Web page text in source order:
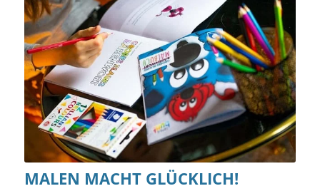
MALEN MACHT GLÜCKLICH!